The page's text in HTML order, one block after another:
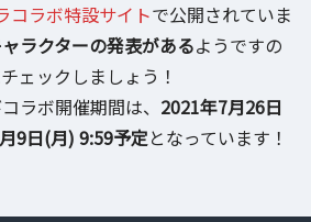
ラボ特設サイトで公開されていま
ラクターの発表があるようですの
ェックしましょう！
ラボ開催期間は、 2021年7月26日
9日(月) 9:59予定となっています！